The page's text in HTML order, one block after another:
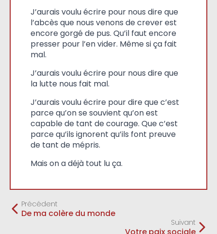
J’aurais voulu écrire pour nous dire que
l’abcès que nous venons de crever est
encore gorgé de pus. Qu’il faut encore
presser pour l’en vider. Même si ça fait
mal.
J’aurais voulu écrire pour nous dire que
la lutte nous fait mal.
J’aurais voulu écrire pour dire que c’est
parce qu’on se souvient qu’on est
capable de tant de courage. Que c’est
parce qu’ils ignorent qu’ils font preuve
de tant de mépris.
Mais on a déjà tout lu ça.
Précédent
De ma colère du monde
Suivant